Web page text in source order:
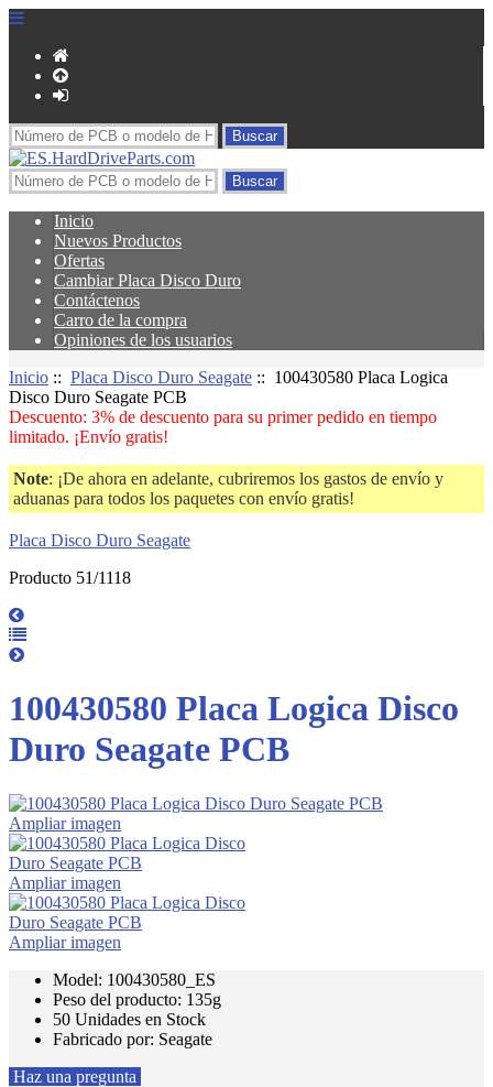
Inicio
Nuevos Productos
Ofertas
Cambiar Placa Disco Duro
Contáctenos
Carro de la compra
Opiniones de los usuarios
Inicio :: Placa Disco Duro Seagate :: 100430580 Placa Logica
Disco Duro Seagate PCB
Descuento: 3% de descuento para su primer pedido en tiempo
limitado. ¡Envío gratis!
Note: ¡De ahora en adelante, cubriremos los gastos de envío y
aduanas para todos los paquetes con envío gratis!
Placa Disco Duro Seagate
Producto 51/1118
100430580 Placa Logica Disco
Duro Seagate PCB
Ampliar imagen
Ampliar imagen
Ampliar imagen
Model: 100430580_ES
Peso del producto: 135g
50 Unidades en Stock
Fabricado por: Seagate
Haz una pregunta